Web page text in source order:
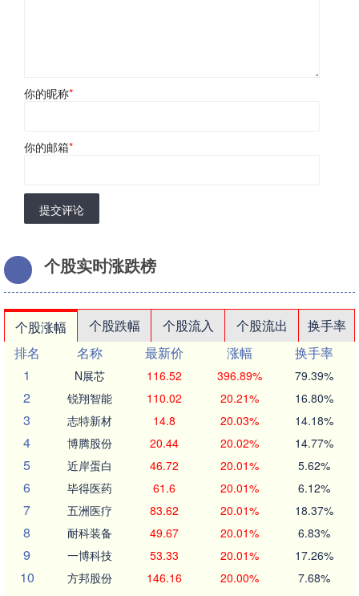
你的昵称*
你的邮箱*
提交评论
个股实时涨跌榜
个股涨幅 个股跌幅 个股流入 个股流出
换手率
排名
名称 最新价 涨幅
换手率
1
N展芯 116.52 396.89% 79.39%
2 锐翔智能 110.02 20.21% 16.80%
3 志特新材 14.8 20.03% 14.18%
4 博腾股份 20.44 20.02% 14.77%
5 近岸蛋白 46.72 20.01% 5.62%
6 毕得医药 61.6 20.01% 6.12%
7 五洲医疗 83.62 20.01% 18.37%
8 耐科装备 49.67 20.01% 6.83%
9 一博科技 53.33 20.01% 17.26%
10 方邦股份 146.16 20.00% 7.68%